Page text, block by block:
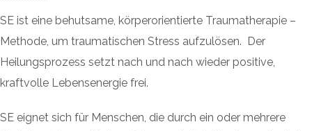
SE ist eine behutsame, körperorientierte Traumatherapie –
Methode, um traumatischen Stress aufzulösen. Der
Heilungsprozess setzt nach und nach wieder positive,
kraftvolle Lebensenergie frei.
SE eignet sich für Menschen, die durch ein oder mehrere